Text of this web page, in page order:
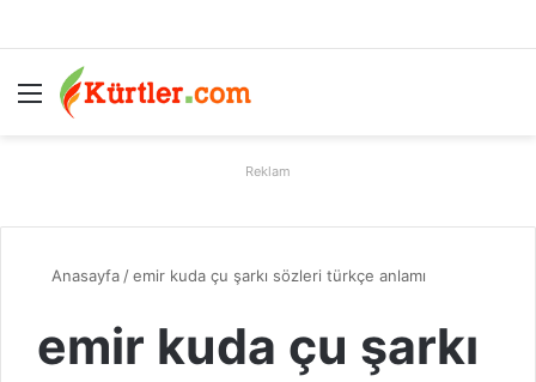
Menü
Reklam
Anasayfa /emir kuda çu şarkı sözleri türkçe anlamı
emir kuda çu şarkı